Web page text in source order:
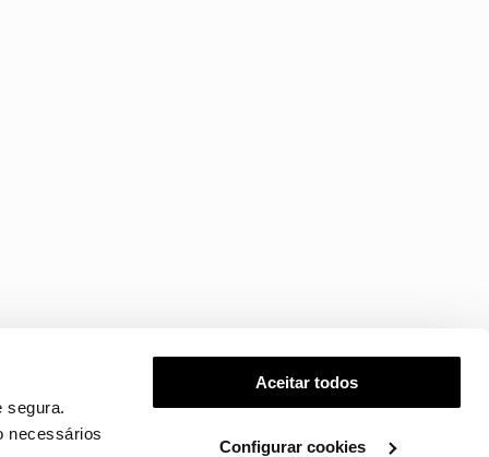
segura.
necessários
Aceitar todos
Configurar cookies